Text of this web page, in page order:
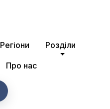
Регіони Розділи
Про нас